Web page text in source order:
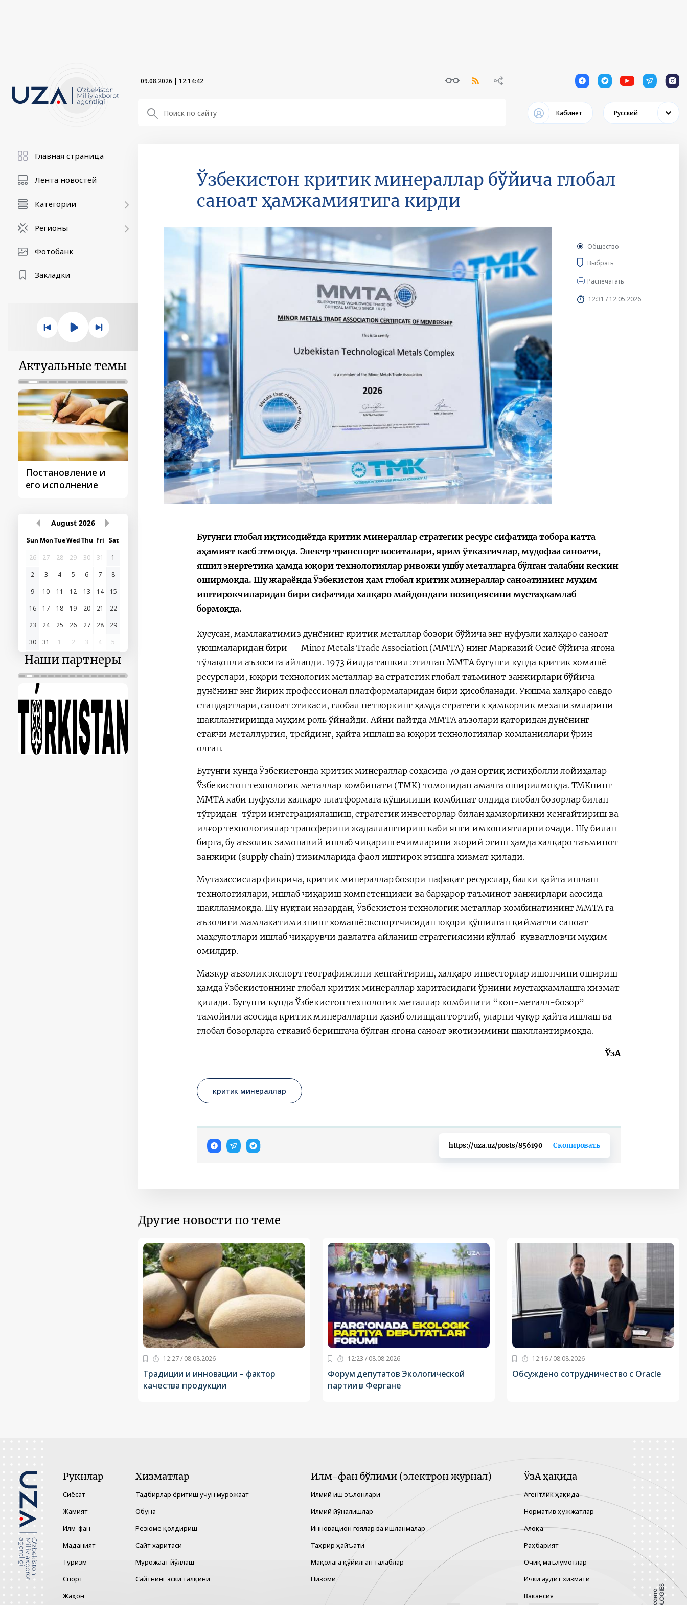
09.08.2026 | 12:14:43 1 1 1 1 1
Кабинет Русский
Главная страница
Лента новостей
Категории
Регионы
Фотобанк
Закладки
Актуальные темы
Постановление и
его исполнение
Поездки
Президента
Поручение
Президента – в
действии
Видеоселекторные
совещания под
председательством
Мирзиёева
После визита
Президента…
August 2026
Sun MonTueWedThu Fri Sat
26
27 28 29 30 31
1
2
3 4 5 6 7
8
9
10 11 12 13 14
15
16
17 18 19 20 21
22
23
24 25 26 27 28
29
30
31 1 2 3 4 5
Наши партнеры
Ўзбекистон критик минераллар бўйича глобал
саноат ҳамжамиятига кирди
Общество
Выбрать
Распечатать
12:31 / 12.05.2026
Бугунги глобал иқтисодиётда критик минераллар стратегик ресурс сифатида тобора катта
аҳамият касб этмоқда. Электр транспорт воситалари, ярим ўтказгичлар, мудофаа саноати,
яшил энергетика ҳамда юқори технологиялар ривожи ушбу металларга бўлган талабни кескин
оширмоқда. Шу жараёнда Ўзбекистон ҳам глобал критик минераллар саноатининг муҳим
иштирокчиларидан бири сифатида халқаро майдондаги позициясини мустаҳкамлаб
бормоқда.
Хусусан, мамлакатимиз дунёнинг критик металлар бозори бўйича энг нуфузли халқаро саноат
уюшмаларидан бири — Minor Metals Trade Association (MMTA) нинг Марказий Осиё бўйича ягона
тўлақонли аъзосига айланди. 1973 йилда ташкил этилган MMTA бугунги кунда критик хомашё
ресурслари, юқори технологик металлар ва стратегик глобал таъминот занжирлари бўйича
дунёнинг энг йирик профессионал платформаларидан бири ҳисобланади. Уюшма халқаро савдо
стандартлари, саноат этикаси, глобал нетвөркинг ҳамда стратегик ҳамкорлик механизмларини
шакллантиришда муҳим роль ўйнайди. Айни пайтда MMTA аъзолари қаторидан дунёнинг
етакчи металлургия, трейдинг, қайта ишлаш ва юқори технологиялар компаниялари ўрин
олган.
Бугунги кунда Ўзбекистонда критик минераллар соҳасида 70 дан ортиқ истиқболли лойиҳалар
Ўзбекистон технологик металлар комбинати (ТМК) томонидан амалга оширилмоқда. ТМКнинг
MMTA каби нуфузли халқаро платформага қўшилиши комбинат олдида глобал бозорлар билан
тўғридан-тўғри интеграциялашиш, стратегик инвесторлар билан ҳамкорликни кенгайтириш ва
илғор технологиялар трансферини жадаллаштириш каби янги имкониятларни очади. Шу билан
бирга, бу аъзолик замонавий ишлаб чиқариш ечимларини жорий этиш ҳамда халқаро таъминот
занжири (supply chain) тизимларида фаол иштирок этишга хизмат қилади.
Мутахассислар фикрича, критик минераллар бозори нафақат ресурслар, балки қайта ишлаш
технологиялари, ишлаб чиқариш компетенцияси ва барқарор таъминот занжирлари асосида
шаклланмоқда. Шу нуқтаи назардан, Ўзбекистон технологик металлар комбинатининг MMTA га
аъзолиги мамлакатимизнинг хомашё экспортчисидан юқори қўшилган қийматли саноат
маҳсулотлари ишлаб чиқарувчи давлатга айланиш стратегиясини қўллаб-қувватловчи муҳим
омилдир.
Мазкур аъзолик экспорт географиясини кенгайтириш, халқаро инвесторлар ишончини ошириш
ҳамда Ўзбекистоннинг глобал критик минераллар харитасидаги ўрнини мустаҳкамлашга хизмат
қилади. Бугунги кунда Ўзбекистон технологик металлар комбинати “кон-металл-бозор”
тамойили асосида критик минералларни қазиб олишдан тортиб, уларни чуқур қайта ишлаш ва
глобал бозорларга етказиб беришгача бўлган ягона саноат экотизимини шакллантирмоқда.
ЎзА
критик минераллар
https://uza.uz/posts/856190 Скопировать
Другие новости по теме
12:27 / 08.08.2026
Традиции и инновации – фактор
качества продукции
12:23 / 08.08.2026
Форум депутатов Экологической
партии в Фергане
12:16 / 08.08.2026
Обсуждено сотрудничество с Oracle
Рукнлар
Сиёсат
Жамият
Илм-фан
Маданият
Туризм
Спорт
Жаҳон
Хизматлар
Тадбирлар ёритиш учун мурожаат
Обуна
Резюме қолдириш
Сайт харитаси
Мурожаат йўллаш
Сайтнинг эски талқини
Илм-фан бўлими (электрон журнал)
Илмий иш эълонлари
Илмий йўналишлар
Инновацион ғоялар ва ишланмалар
Таҳрир ҳайъати
Мақолага қўйилган талаблар
Низоми
ЎзА ҳақида
Агентлик ҳақида
Норматив ҳужжатлар
Алоқа
Раҳбарият
Очиқ маълумотлар
Ички аудит хизмати
Вакансия